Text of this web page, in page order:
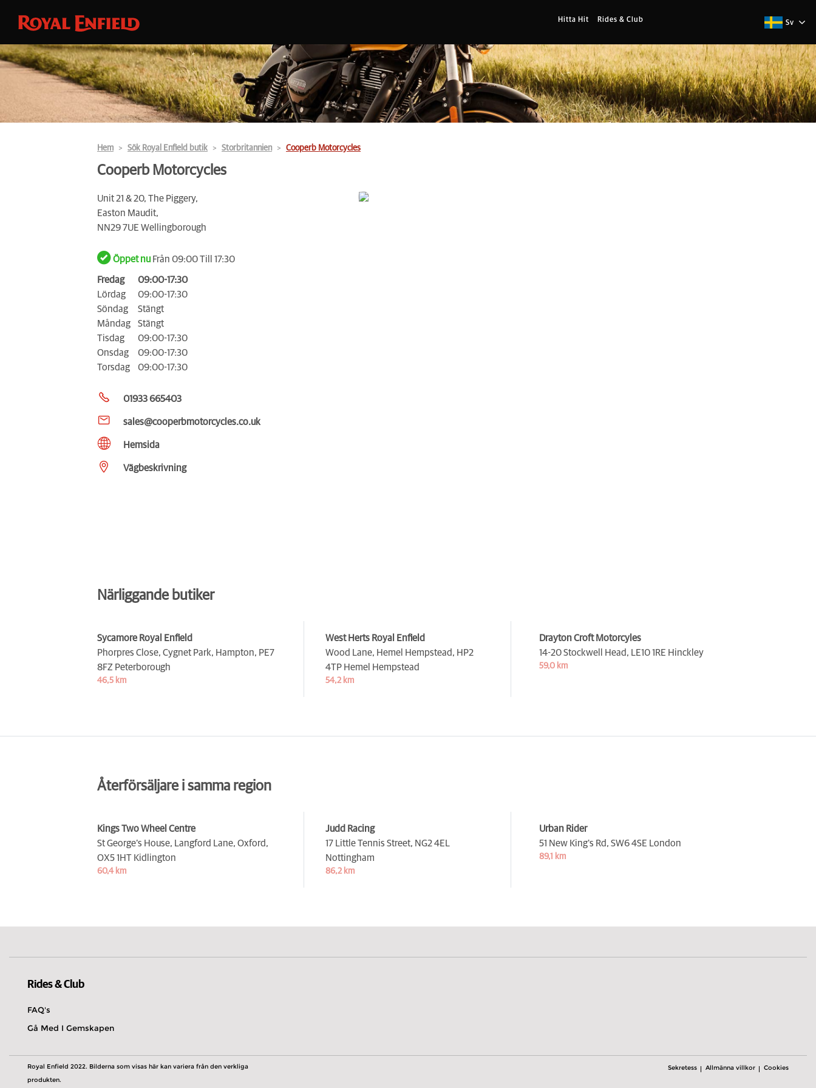
Hitta Hit Rides & Club Sv
Hem Sök Royal Enfield butik Storbritannien Cooperb Motorcycles
Cooperb Motorcycles
Unit 21 & 20, The Piggery,
Easton Maudit,
NN29 7UE Wellingborough
Öppet nu Från 09:00 Till 17:30
Fredag
09:00-17:30
Lördag
09:00-17:30
Söndag
Stängt
Måndag
Stängt
Tisdag
09:00-17:30
Onsdag
09:00-17:30
Torsdag
09:00-17:30
01933 665403
sales@cooperbmotorcycles.co.uk
Hemsida
Vägbeskrivning
Närliggande butiker
Sycamore Royal Enfield
Phorpres Close, Cygnet Park, Hampton, PE7
8FZ Peterborough
46,5 km
West Herts Royal Enfield
Wood Lane, Hemel Hempstead, HP2
4TP Hemel Hempstead
54,2 km
Drayton Croft Motorcyles
14-20 Stockwell Head, LE10 1RE Hinckley
59,0 km
Återförsäljare i samma region
Kings Two Wheel Centre
St George’s House, Langford Lane, Oxford,
OX5 1HT Kidlington
60,4 km
Judd Racing
17 Little Tennis Street, NG2 4EL
Nottingham
86,2 km
Urban Rider
51 New King's Rd, SW6 4SE London
89,1 km
Rides & Club
FAQ's
Gå Med I Gemskapen
Royal Enfield 2022. Bilderna som visas här kan variera från den verkliga
produkten.
Sekretess Allmänna villkor Cookies